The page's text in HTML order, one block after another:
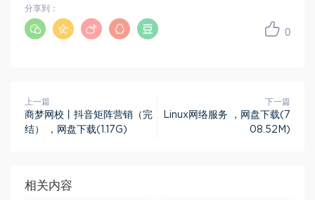
0
分享到：
上一篇
商梦网校丨抖音矩阵营销（完
结） ，网盘下载(1.17G)
下一篇
Linux网络服务 ，网盘下载(7
08.52M)
相关内容